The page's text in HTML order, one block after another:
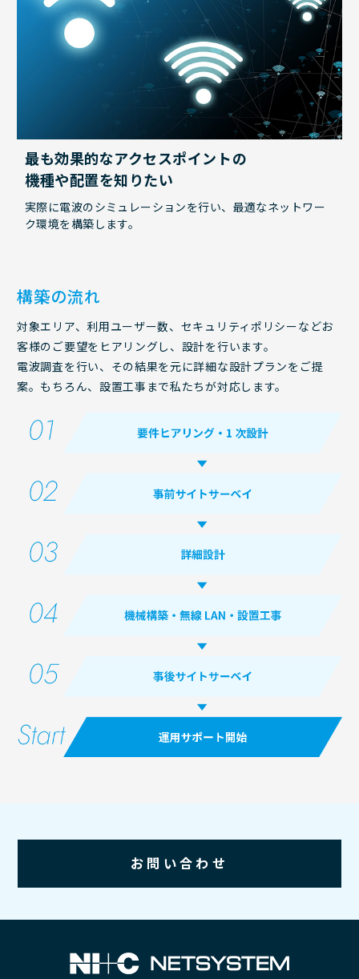
最も効果的なアクセスポイントの
機種や配置を知りたい
実際に電波のシミュレーションを行い、最適なネットワー
ク環境を構築します。
構築の流れ
対象エリア、利用ユーザー数、セキュリティポリシーなどお
客様のご要望をヒアリングし、設計を行います。
電波調査を行い、その結果を元に詳細な設計プランをご提
案。もちろん、設置工事まで私たちが対応します。
お問い合わせ